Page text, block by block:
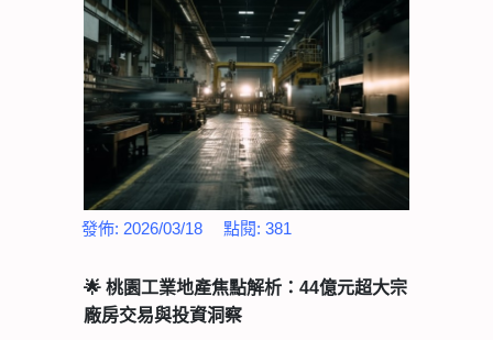
發佈: 2026/03/18 點閱: 381
🌟 桃園工業地產焦點解析：44億元超大宗
廠房交易與投資洞察